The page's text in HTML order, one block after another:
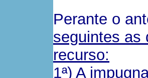
Perante o
seguintes as
recurso:
1ª) A